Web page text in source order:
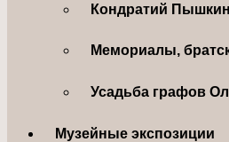
Кондратий
Мемориалы,
Усадьба графов
Музейные экспозиции